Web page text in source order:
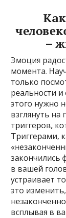
–
Эмоция
момента.
только
реальности и
этого нужно
взглянуть на
триггеров,
Триггерами,
закончились
в вашей
устраивает
это
всплывая в